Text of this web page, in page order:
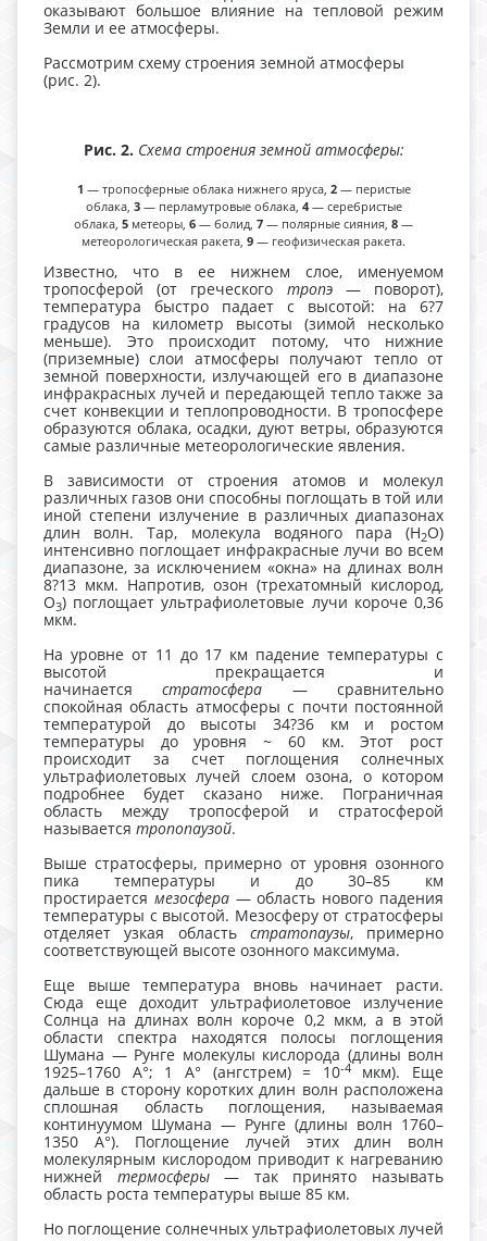
оказывают большое влияние на тепловой режим
Земли и ее атмосферы.
Рассмотрим схему строения земной атмосферы
(рис. 2).
Рис. 2. Схема строения земной атмосферы:
1 — тропосферные облака нижнего яруса, 2— перистые
облака, 3— перламутровые облака, 4— серебристые
облака, 5 метеоры, 6 — болид, 7 — полярные сияния, 8 —
метеорологическая ракета, 9 — геофизическая ракета.
Известно, что в ее нижнем слое, именуемом
тропосферой (от греческого тропэ— поворот),
температура быстро падает с высотой: на 6?7
градусов на километр высоты (зимой несколько
меньше). Это происходит потому, что нижние
(приземные) слои атмосферы получают тепло от
земной поверхности, излучающей его в диапазоне
инфракрасных лучей и передающей тепло также за
счет конвекции и теплопроводности. В тропосфере
образуются облака, осадки, дуют ветры, образуются
самые различные метеорологические явления.
В зависимости от строения атомов и молекул
различных газов они способны поглощать в той или
иной степени излучение в различных диапазонах
длин волн. Тар, молекула водяного пара (Н2О)
интенсивно поглощает инфракрасные лучи во всем
диапазоне, за исключением «окна» на длинах волн
8?13 мкм. Напротив, озон (трехатомный кислород,
О3) поглощает ультрафиолетовые лучи короче 0,36
мкм.
На уровне от 11 до 17 км падение температуры с
высотой прекращается и
начинаетсястратосфера — сравнительно
спокойная область атмосферы с почти постоянной
температурой до высоты 34?36 км и ростом
температуры до уровня ~ 60 км. Этот рост
происходит за счет поглощения солнечных
ультрафиолетовых лучей слоем озона, о котором
подробнее будет сказано ниже. Пограничная
область между тропосферой и стратосферой
называется тропопаузой.
Выше стратосферы, примерно от уровня озонного
пика температуры и до 30–85 км
простирается мезосфера— область нового падения
температуры с высотой. Мезосферу от стратосферы
отделяет узкая область стратопаузы, примерно
соответствующей высоте озонного максимума.
Еще выше температура вновь начинает расти.
Сюда еще доходит ультрафиолетовое излучение
Солнца на длинах волн короче 0,2 мкм, а в этой
области спектра находятся полосы поглощения
Шумана — Рунге молекулы кислорода (длины волн
1925–1760 A°; 1 A° (ангстрем) = 10-4мкм). Еще
дальше в сторону коротких длин волн расположена
сплошная область поглощения, называемая
континуумом Шумана — Рунге (длины волн 1760–
1350 А°). Поглощение лучей этих длин волн
молекулярным кислородом приводит к нагреванию
нижней термосферы— так принято называть
область роста температуры выше 85 км.
Но поглощение солнечных ультрафиолетовых лучей